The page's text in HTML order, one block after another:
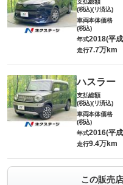
(税込)(リ済込)
車両本体価格
(税込)
年式2018(平
走行7.7万km
ハスラー
支払総額
(税込)(リ済込)
車両本体価格
(税込)
年式2016(平
走行9.4万km
この販売